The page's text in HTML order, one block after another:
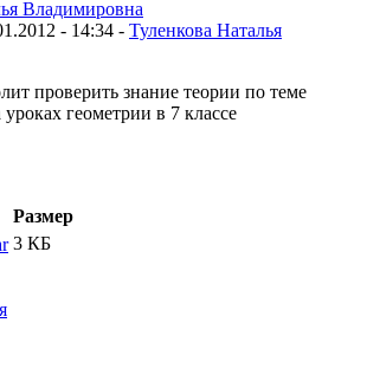
- 14:34 - Туленкова Наталья
проверить знание теории по теме
геометрии в 7 классе
Размер
3 КБ